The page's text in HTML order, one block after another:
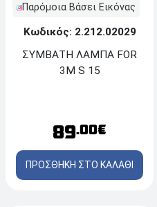
Παρόμοια Βάσει Εικόνας
Κωδικός: 2.212.02029
ΣΥΜΒΑΤΗ ΛΑΜΠΑ FOR
3M S 15
89.00€
ΠΡΟΣΘΗΚΗ ΣΤΟ ΚΑΛΑΘΙ